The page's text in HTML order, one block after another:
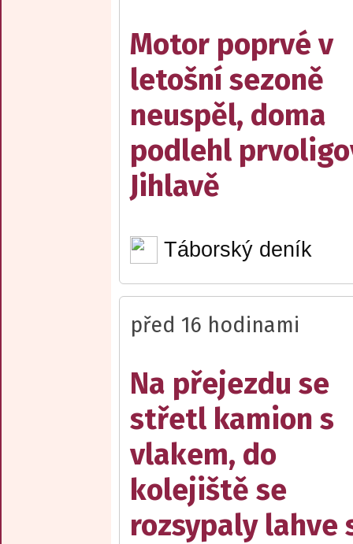
Motor poprvé v
letošní sezoně
neuspěl, doma
podlehl
Jihlavě
Táborský deník
před 16 hodinami
Na přejezdu se
střetl kamion s
vlakem, do
kolejiště se
rozsypaly lahve